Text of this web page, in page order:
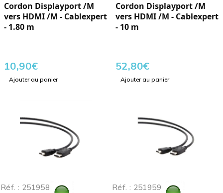
Cordon Displayport /M
vers HDMI /M - Cablexpert
- 1.80 m
10,90€
Ajouter au panier
Cordon Displayport /M
vers HDMI /M - Cablexpert
- 10 m
52,80€
Ajouter au panier
Réf. : 251958 Réf. : 251959